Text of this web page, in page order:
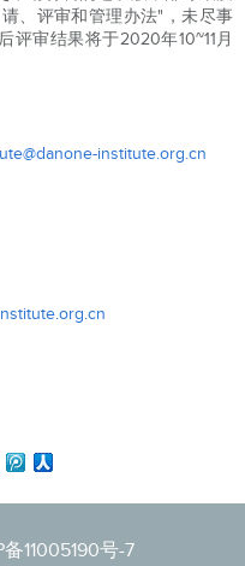
、评审和管理办法"，未尽事
审结果将于2020年10~11月
institute.org.cn
11005190号-7